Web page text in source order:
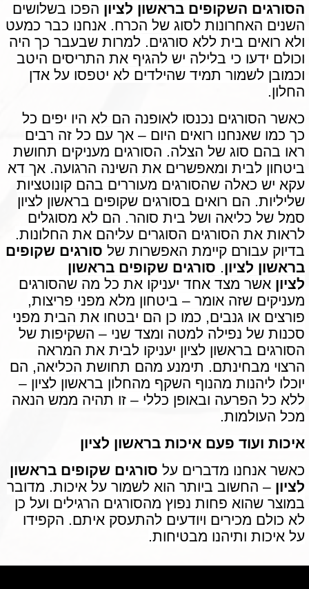
הסורגים השקופים בראשון לציון הפכו בשלושים
השנים האחרונות לסוג של הכרח. אנחנו כבר כמעט
ולא רואים בית ללא סורגים. למרות שבעבר כך היה
וכולם ידעו כי בלילה יש להגיף את התריסים היטב
וכמובן לשמור תמיד שהילדים לא יטפסו על אדן
החלון.
כאשר הסורגים נכנסו לאופנה הם לא היו יפים כל
כך כמו שאנחנו רואים היום – אך עם כל זה רבים
ראו בהם סוג של הצלה. הסורגים מעניקים תחושת
ביטחון לבית ומאפשרים את השינה הרגועה. אך דא
עקא יש כאלה שהסורגים מעוררים בהם קונוטציות
שליליות. הם רואים בסורגים שקופים בראשון לציון
סמל של כליאה ושל בית סוהר. הם לא מסוגלים
לראות את הסורגים הסוגרים עליהם את החלונות.
בדיוק עבורם קיימת האפשרות של סורגים שקופים
בראשון לציון. סורגים שקופים בראשון
לציון אשר מצד אחד יעניקו את כל מה שהסורגים
מעניקים שזה אומר – ביטחון מלא מפני פריצות,
פורצים או גנבים, כמו כן הם יבטחו את הבית מפני
סכנות של נפילה למטה ומצד שני – השקיפות של
הסורגים בראשון לציון יעניקו לבית את המראה
הרצוי מבחינתם. תימנע מהם תחושת הכליאה, הם
יוכלו ליהנות מהנוף השקף מהחלון בראשון לציון –
ללא כל הפרעה ובאופן כללי – זו תהיה ממש הנאה
מכל העולמות.
איכות ועוד פעם איכות בראשון לציון
כאשר אנחנו מדברים על סורגים שקופים בראשון
לציון – החשוב ביותר הוא לשמור על איכות. מדובר
במוצר שהוא פחות נפוץ מהסורגים הרגילים ועל כן
לא כולם מכירים ויודעים להתעסק איתם. הקפידו
על איכות ותיהנו מבטיחות.